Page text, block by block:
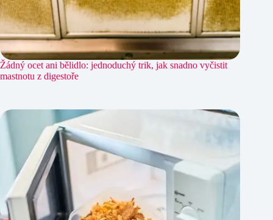
Žádný ocet ani bělidlo: jednoduchý trik, jak snadno vyčistit
mastnotu z digestoře